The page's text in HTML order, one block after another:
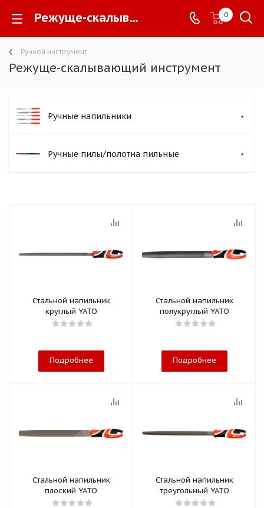
Режуще-скалывающий инструмент - 0
Ручной инструмент
Режуще-скалывающий инструмент
Ручные напильники
Ручные пилы/полотна пильные
Стальной напильник
круглый YATO
Подробнее
Стальной напильник
полукруглый YATO
Подробнее
Стальной напильник
плоский YATO
Стальной напильник
треугольный YATO